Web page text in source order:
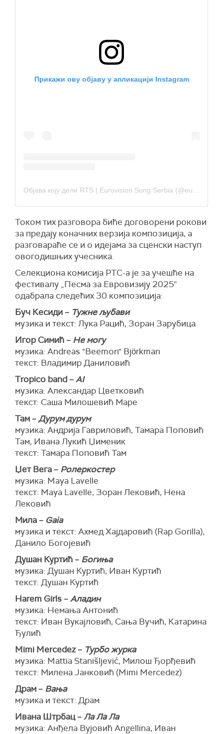
Прикажи ову објаву у апликацији Instagram
Током тих разговора биће договорени рокови
за предају коначних верзија композиција, а
разговараће се и о идејама за сценски наступ
овогодишњих учесника.
Селекциона комисија РТС-а је за учешће на
фестивалу „Песма за Евровизију 2025“
одабрала следећих 30 композиција:
Буч Кесиди – Тужне љубави
музика и текст: Лука Рацић, Зоран Зарубица
Игор Симић – Не могу
музика: Andreas "Beemon" Björkman
текст: Владимир Даниловић
Tropico band –AI
музика: Александар Цветковић
текст: Саша Милошевић Маре
Там –Дурум дурум
музика: Андрија Гавриловић, Тамара Поповић
Там, Ивана Лукић Џименик
текст: Тамара Поповић Там
Џет Вега – Ролеркостер
музика: Maya Lavelle
текст: Maya Lavelle, Зоран Лековић, Нена
Лековић
Мила – Gaia
музика и текст: Ахмед Хајдаровић (Rap Gorilla),
Данило Богојевић
Душан Куртић – Богиња
музика: Душан Куртић, Иван Куртић
текст: Душан Куртић
Harem Girls –Аладин
музика: Немања Антонић
текст: Иван Вукајловић, Сања Вучић, Катарина
Ђулић
Mimi Mercedez – Турбо журка
музика: Mattia Stanišljević, Милош Ђорђевић
текст: Милена Јанковић (Mimi Mercedez)
Драм – Вања
музика и текст: Драм
Ивана Штрбац –Ла Ла Ла
музика: Анђела Вујовић Angellina, Иван